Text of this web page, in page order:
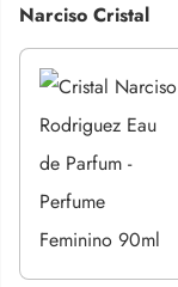
Narciso Cristal